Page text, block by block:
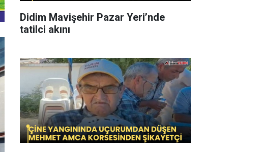
Didim Mavişehir Pazar Yeri’nde
tatilci akını